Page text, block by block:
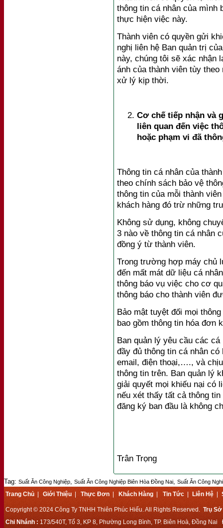
thông tin cá nhân của mình
thực hiện việc này.
Thành viên có quyền gửi
nghị liên hệ Ban quản trị
này, chúng tôi sẽ xác nhận
ánh của thành viên tùy
xử lý kịp thời.
Cơ chế tiếp nhận và
liên quan đến việc
hoặc phạm vi đã
Thông tin cá nhân của
theo chính sách bảo vệ
thông tin của mỗi thành
khách hàng đó trừ những
Không sử dụng, không
3 nào về thông tin cá nhân
đồng ý từ thành viên.
Trong trường hợp máy chủ
đến mất mát dữ liệu cá
thông báo vụ việc cho cơ
thông báo cho thành viên
Bảo mật tuyệt đối mọi
bao gồm thông tin hóa đơn
Ban quản lý yêu cầu các
đầy đủ thông tin cá nhân
email, điện thoại,…., và
thông tin trên. Ban quản lý
giải quyết mọi khiếu nại có
nếu xét thấy tất cả thông
đăng ký ban đầu là không
Trân Trọng
Tag: Suất Ăn Công Nghiệp, Suất Ăn Công Nghiệp Biên Hòa Đồng Nai, Suất Ăn Công
Trang Chủ Giới Thiệu Thực Đơn Khách Hàng Tin Tức Liên Hệ
Copyright © 2024 Công Ty TNHH Thiên Phúc Hiếu. All Rights Reserved. Trụ
Chi Nhánh : 173/540T, Tổ 3, KP 8, Phường Long Bình, TP. Biên Hoà, Đồng Nai